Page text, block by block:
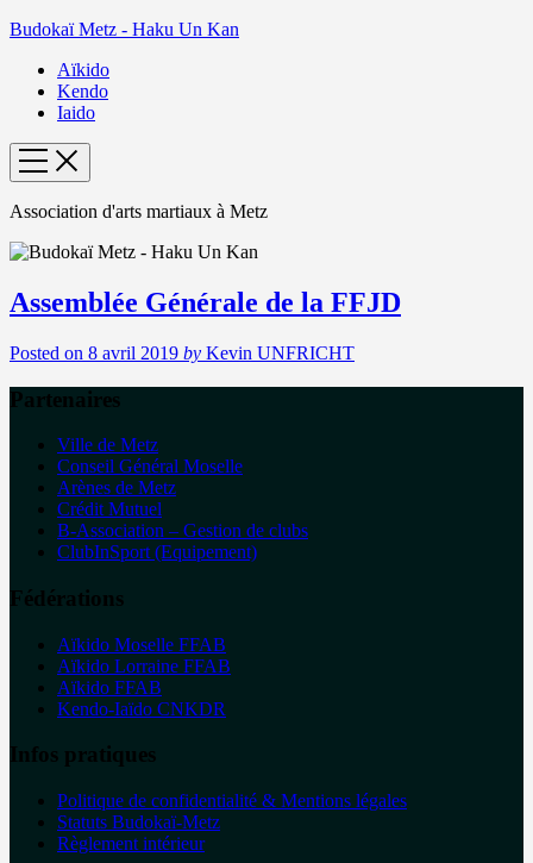
Budokaï Metz - Haku Un Kan
Aïkido
Kendo
Iaido
Association d'arts martiaux à Metz
Assemblée Générale de la FFJD
Posted on 8 avril 2019 by Kevin UNFRICHT
Partenaires
Ville de Metz
Conseil Général Moselle
Arènes de Metz
Crédit Mutuel
B-Association – Gestion de clubs
ClubInSport (Equipement)
Fédérations
Aïkido Moselle FFAB
Aïkido Lorraine FFAB
Aïkido FFAB
Kendo-Iaïdo CNKDR
Infos pratiques
Politique de confidentialité & Mentions légales
Statuts Budokaï-Metz
Règlement intérieur